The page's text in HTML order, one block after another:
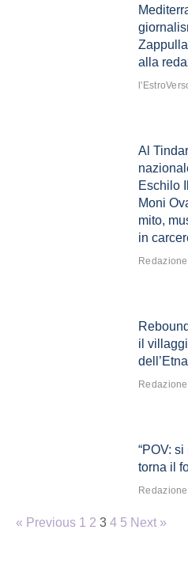
alla
Al
Eschilo
Moni
mito,
in
il
dell’Etna
“POV:
torna il
« Previous 1 2 3 4 5 Next »